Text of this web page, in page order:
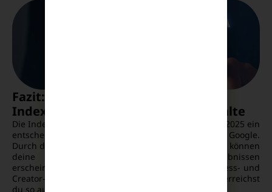
Fazit: So profitierst du von der
Indexierung deiner Instagram-Inhalte
Die Indexierung von Instagram-Inhalten ist seit Juli 2025 ein
entscheidender Baustein für deine Sichtbarkeit in Google.
Durch die Öffnung von Instagram für die Websuche können
deine Inhalte jetzt direkt in den Suchergebnissen
erscheinen. Das gilt vor allem für öffentliche Business- und
Creator-Accounts. Wenn du strategisch vorgehst, erreichst
du so auch Nutzer außerhalb der App.